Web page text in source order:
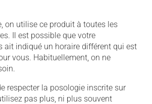
on utilise ce produit à toutes les
Il est possible que votre
ait indiqué un horaire différent qui est
vous. Habituellement, on ne
respecter la posologie inscrite sur
pas plus, ni plus souvent